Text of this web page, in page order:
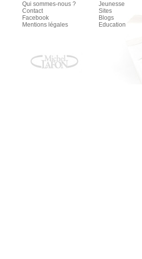
Qui sommes-nous ?
Contact
Facebook
Mentions légales
Jeunesse
Sites
Blogs
Education